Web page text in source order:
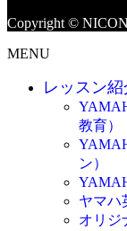
Copyright ©
MENU
レッスン紹
教育）
ン）
ヤマハ
オリジ